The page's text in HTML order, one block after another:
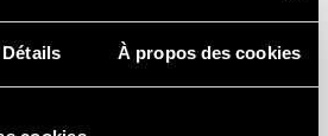
Détails À propos des cookies